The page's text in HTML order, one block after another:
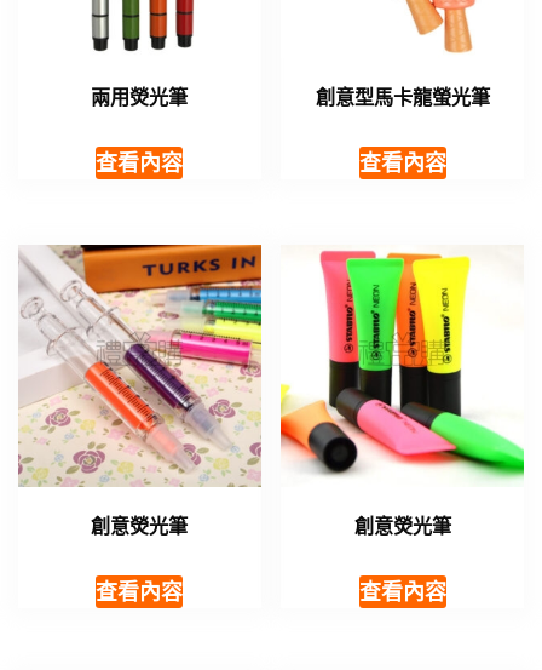
兩用熒光筆
查看內容
創意型馬卡龍螢光筆
查看內容
創意熒光筆
查看內容
創意熒光筆
查看內容